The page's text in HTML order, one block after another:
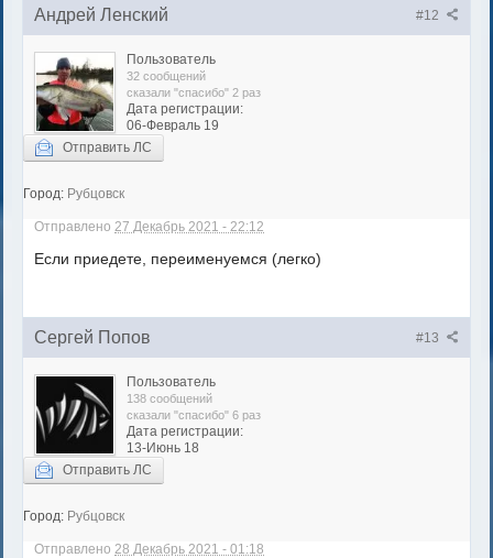
#12
Андрей Ленский
Пользователь
32 сообщений
сказали "спасибо" 2 раз
Дата регистрации:
06-Февраль 19
Отправить ЛС
Город: Рубцовск
Отправлено 27 Декабрь 2021 - 22:12
Если приедете, переименуемся (легко)
#13
Сергей Попов
Пользователь
138 сообщений
сказали "спасибо" 6 раз
Дата регистрации:
13-Июнь 18
Отправить ЛС
Город: Рубцовск
Отправлено 28 Декабрь 2021 - 01:18